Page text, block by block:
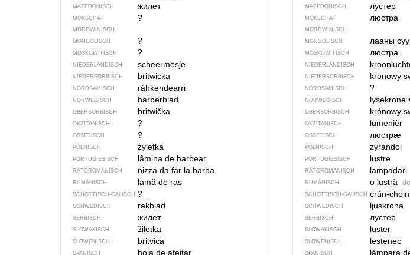
MAZEDONISCH жилет
MOKSCHA-
MORDWINISCH
?
MONGOLISCH ?
MOSKOWITISCH ?
NIEDERLÄNDISCH scheermesje
NIEDERSORBISCH britwicka
NORDSAMISCH ráhkendearri
NORWEGISCH barberblad
OBERSORBISCH britwička
OKZITANISCH ?
OSSETISCH ?
POLNISCH żyletka
PORTUGIESISCH lâmina de barbear
RÄTOROMANISCH nizza da far la barba
RUMÄNISCH lamă de ras
SCHOTTISCH-GÄLISCH ?
SCHWEDISCH rakblad
SERBISCH жилет
SLOWAKISCH žiletka
SLOWENISCH britvica
SPANISCH hoja de afeitar
MAZEDONISCH лустер
MOKSCHA-
MORDWINISCH
люстра
MONGOLISCH лааны
MOSKOWITISCH люстра
NIEDERLÄNDISCH
NIEDERSORBISCH kronowy
NORDSAMISCH ?
NORWEGISCH lysekrone
OBERSORBISCH krónowy
OKZITANISCH lumenièr
OSSETISCH люстрӕ
POLNISCH żyrandol
PORTUGIESISCH lustre
RÄTOROMANISCH lampadari
RUMÄNISCH o lustră
SCHOTTISCH-GÄLISCH crùn-
SCHWEDISCH ljuskrona
SERBISCH лустер
SLOWAKISCH luster
SLOWENISCH lestenec
SPANISCH lámpara